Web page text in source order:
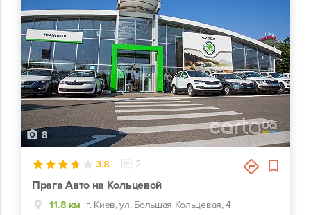
8
3.8 2
Прага Авто на Кольцевой
11.8 км г. Киев, ул. Большая Кольцевая, 4